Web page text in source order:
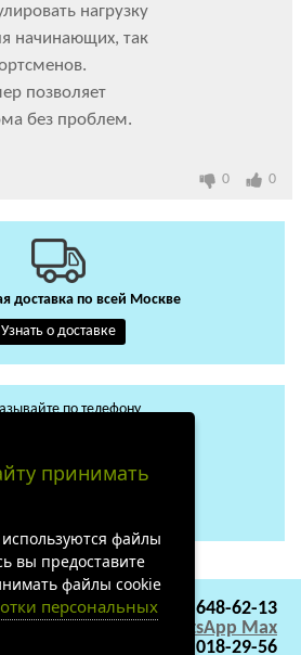
нагрузку
начинающих, так
позволяет
без проблем.
0 0
доставка по всей Москве
Узнать о доставке
по телефону
+7 (919) 018-29-56
+7 (495) 648-62-13
WhatsApp Max
+7 (919) 018-29-56
принимать
файлы
вы предоставите
файлы cookie
персональных